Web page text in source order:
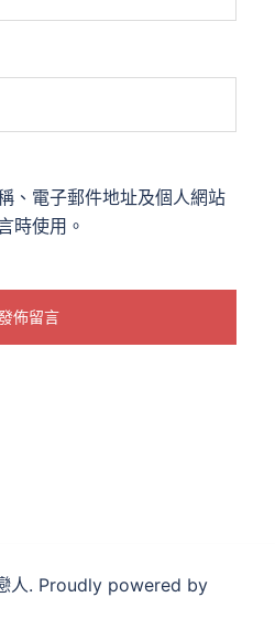
、電子郵件地址及個人網站
時使用。
人. Proudly powered by